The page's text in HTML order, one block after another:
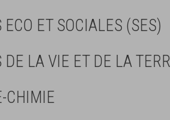
ECO ET SOCIALES (SES)
DE LA VIE ET DE LA
CHIMIE